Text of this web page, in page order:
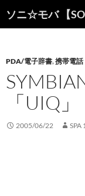
ソニ☆モバ 【
索
ン
ツ
へ
ッ
PDA/電子辞書,携帯電話
「UIQ」
2005/06/22 SPA